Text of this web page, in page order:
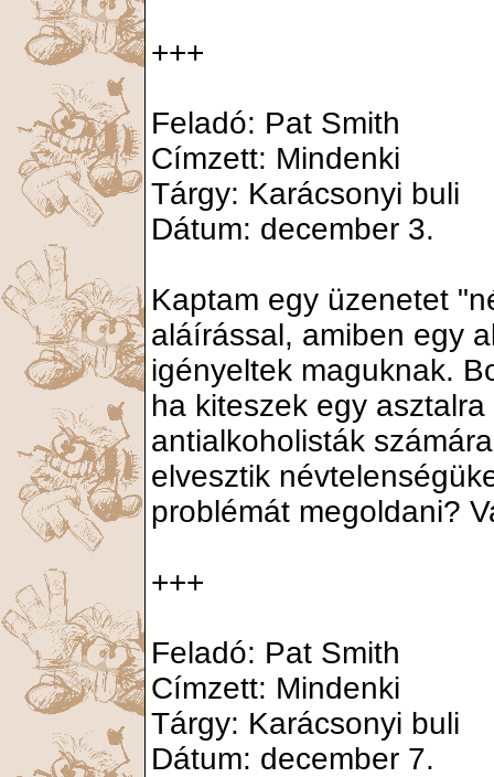
+++
Feladó: Pat Smith
Címzett: Mindenki
Tárgy: Karácsonyi buli
Dátum: december 3.
Kaptam egy üzenetet
aláírással, amiben egy
igényeltek maguknak.
ha kiteszek egy
antialkoholisták
elvesztik
problémát megoldani?
+++
Feladó: Pat Smith
Címzett: Mindenki
Tárgy: Karácsonyi buli
Dátum: december 7.